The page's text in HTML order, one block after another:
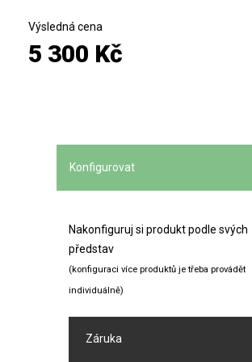
Výsledná cena
5 300 Kč
Konfigurovat
Nakonfiguruj si produkt podle svých
představ
(konfiguraci více produktů je třeba provádět
individuálně)
Záruka